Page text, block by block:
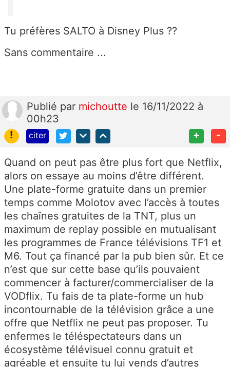
Tu préfères SALTO à Disney Plus ??
Sans commentaire ...
Publié par michoutte le 16/11/2022 à
00h23
!
citer + -
Quand on peut pas être plus fort que Netflix,
alors on essaye au moins d’être différent.
Une plate-forme gratuite dans un premier
temps comme Molotov avec l’accès à toutes
les chaînes gratuites de la TNT, plus un
maximum de replay possible en mutualisant
les programmes de France télévisions TF1 et
M6. Tout ça financé par la pub bien sûr. Et ce
n’est que sur cette base qu’ils pouvaient
commencer à facturer/commercialiser de la
VODflix. Tu fais de ta plate-forme un hub
incontournable de la télévision grâce a une
offre que Netflix ne peut pas proposer. Tu
enfermes le téléspectateurs dans un
écosystème télévisuel connu gratuit et
agréable et ensuite tu lui vends d’autres